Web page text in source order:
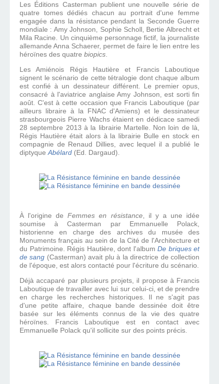
Les Éditions Casterman publient une nouvelle série de
quatre tomes dédiés chacun au portrait d'une femme
engagée dans la résistance pendant la Seconde Guerre
mondiale : Amy Johnson, Sophie Scholl, Bertie Albrecht et
Mila Racine. Un cinquième personnage fictif, la journaliste
allemande Anna Schaerer, permet de faire le lien entre les
héroïnes des quatre biopics.
Les Amiénois Régis Hautière et
Francis Laboutique
signent le scénario de cette tétralogie dont chaque album
est confié à un dessinateur différent. Le premier opus,
consacré à l'aviatrice anglaise Amy Johnson, est sorti fin
août. C'est à cette occasion que Francis Laboutique (par
ailleurs libraire à la FNAC d'Amiens) et le dessinateur
strasbourgeois Pierre Wachs étaient en dédicace samedi
28 septembre 2013 à la librairie Martelle. Non loin de là,
Régis Hautière était alors à la librairie Bulle en stock en
compagnie de Renaud Dillies, avec lequel il a publié le
diptyqueAbélard (Ed. Dargaud).
À l'origine deFemmes en résistance, il y a une idée
soumise à Casterman par Emmanuelle Polack,
historienne en charge des archives du musée des
Monuments français au sein de la Cité de l'Architecture et
du Patrimoine. Régis Hautière, dont l'album De briques et
de sang (Casterman) avait plu à la directrice de collection
de l'époque, est alors contacté pour l'écriture du scénario.
Déjà accaparé par plusieurs projets, il propose à Francis
Laboutique de travailler avec lui sur celui-ci, et de prendre
en charge les recherches historiques. Il ne s'agit pas
d'une petite affaire, chaque bande dessinée doit être
basée sur les éléments connus de la vie des quatre
héroïnes. Francis Laboutique est en contact avec
Emmanuelle Polack qu'il sollicite sur des points précis.